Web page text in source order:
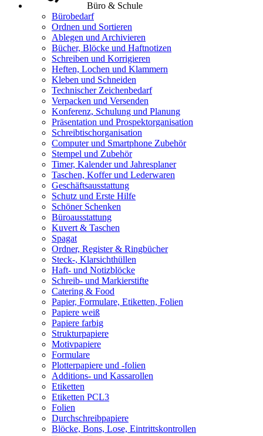
Büro & Schule
Bürobedarf
Ordnen und Sortieren
Ablegen und Archivieren
Bücher, Blöcke und Haftnotizen
Schreiben und Korrigieren
Heften, Lochen und Klammern
Kleben und Schneiden
Technischer Zeichenbedarf
Verpacken und Versenden
Konferenz, Schulung und Planung
Präsentation und Prospektorganisation
Schreibtischorganisation
Computer und Smartphone Zubehör
Stempel und Zubehör
Timer, Kalender und Jahresplaner
Taschen, Koffer und Lederwaren
Geschäftsausstattung
Schutz und Erste Hilfe
Schöner Schenken
Büroausstattung
Kuvert & Taschen
Spagat
Ordner, Register & Ringbücher
Steck-, Klarsichthüllen
Haft- und Notizblöcke
Schreib- und Markierstifte
Catering & Food
Papier, Formulare, Etiketten, Folien
Papiere weiß
Papiere farbig
Strukturpapiere
Motivpapiere
Formulare
Plotterpapiere und -folien
Additions- und Kassarollen
Etiketten
Etiketten PCL3
Folien
Durchschreibpapiere
Blöcke, Bons, Lose, Eintrittskontrollen